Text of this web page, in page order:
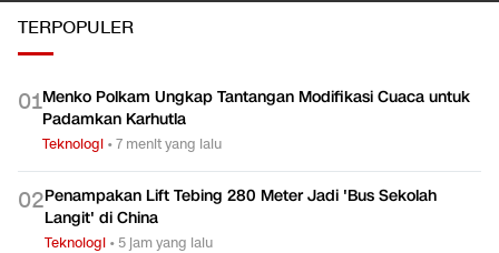
TERPOPULER
01Menko Polkam Ungkap Tantangan Modifikasi Cuaca untuk
Padamkan Karhutla
Teknologi •7 menit yang lalu
02Penampakan Lift Tebing 280 Meter Jadi 'Bus Sekolah
Langit' di China
Teknologi • 5 jam yang lalu